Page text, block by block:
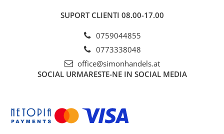
SUPORT CLIENTI 08.00-17.00
0759044855
0773338048
office@simonhandels.at
SOCIAL URMARESTE-NE IN SOCIAL MEDIA